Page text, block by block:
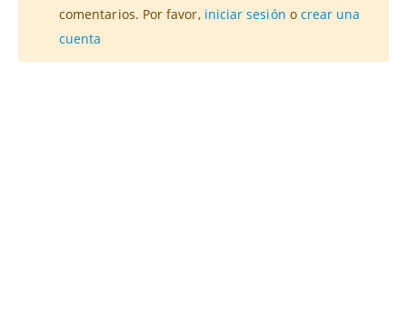
comentarios. Por favor, iniciar sesión o crear una
cuenta